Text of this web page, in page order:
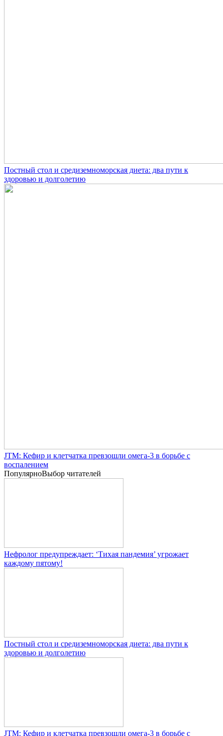
Постный стол и средиземноморская диета: два пути к
здоровью и долголетию
JTM: Кефир и клетчатка превзошли омега-3 в борьбе с
воспалением
ПопулярноВыбор читателей
Нефролог предупреждает: ‘Тихая пандемия’ угрожает
каждому пятому!
Постный стол и средиземноморская диета: два пути к
здоровью и долголетию
JTM: Кефир и клетчатка превзошли омега-3 в борьбе с